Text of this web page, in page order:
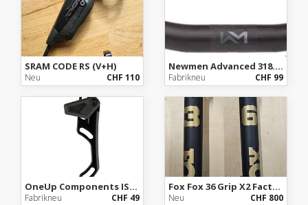
SRAM CODE RS (V+H)
Neu CHF 110
Newmen Advanced 318.25 Carbon Lenker 760mm
Fabrikneu CHF 99
OneUp Components ISCG 05 V2 Kettenführung
Fabrikneu CHF 49
Fox Fox 36 Grip X2 Factory 160mm
Neu CHF 800